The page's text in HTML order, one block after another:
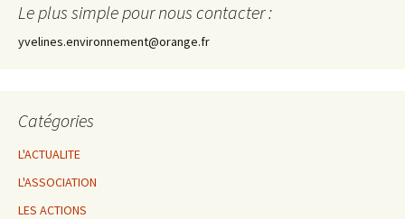
Le plus simple pour nous contacter :
yvelines.environnement@orange.fr
Catégories
L'ACTUALITE
L'ASSOCIATION
LES ACTIONS